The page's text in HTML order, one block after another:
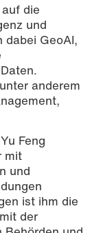
die
und
dabei GeoAI,
anderem
Feng
mit
und
ist ihm die
der